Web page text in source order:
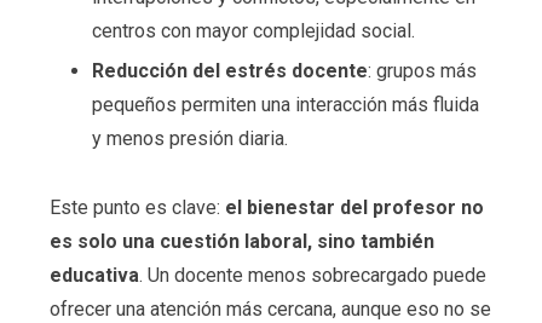
centros con mayor complejidad social.
Reducción del estrés docente: grupos más
pequeños permiten una interacción más fluida
y menos presión diaria.
Este punto es clave: el bienestar del profesor no
es solo una cuestión laboral, sino también
educativa. Un docente menos sobrecargado puede
ofrecer una atención más cercana, aunque eso no se